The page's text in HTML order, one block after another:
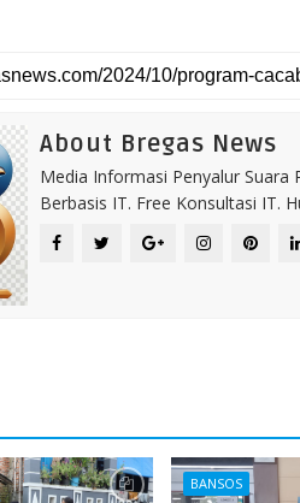
About Bregas News
Media Informasi Penyalur Suara
Berbasis IT. Free Konsultasi IT.
BANSOS